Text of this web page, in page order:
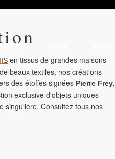
en tissus de grandes maisons
beaux textiles, nos créations
des étoffes signées Pierre Frey,
exclusive d'objets uniques
singulière. Consultez tous nos